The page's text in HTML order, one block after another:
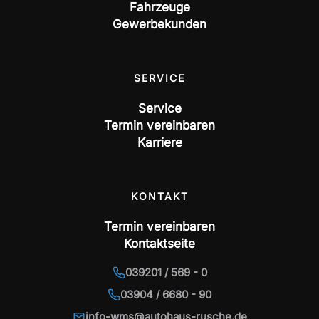
Fahrzeuge
Gewerbekunden
SERVICE
Service
Termin vereinbaren
Karriere
KONTAKT
Termin vereinbaren
Kontaktseite
039201 / 569 - 0
03904 / 6680 - 90